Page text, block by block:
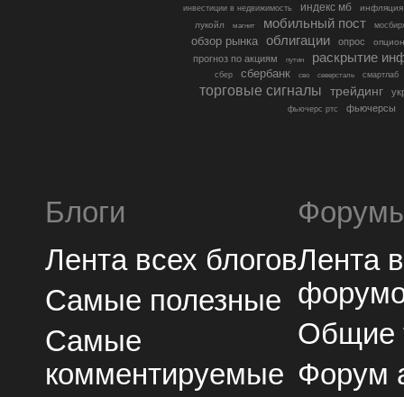
инвестиции в недвижимость индекс мб
инфляция
лукойл
магнит мобильный пост
обзор рынка облигации опрос
прогноз по акциям путин раскрытие
сбер сбербанк сво северсталь смартлаб
торговые сигналы трейдинг
фьючерс ртс фьючерсы
Блоги
Лента всех блогов
Самые полезные
Самые
комментируемые
Лента
Общие
Форум